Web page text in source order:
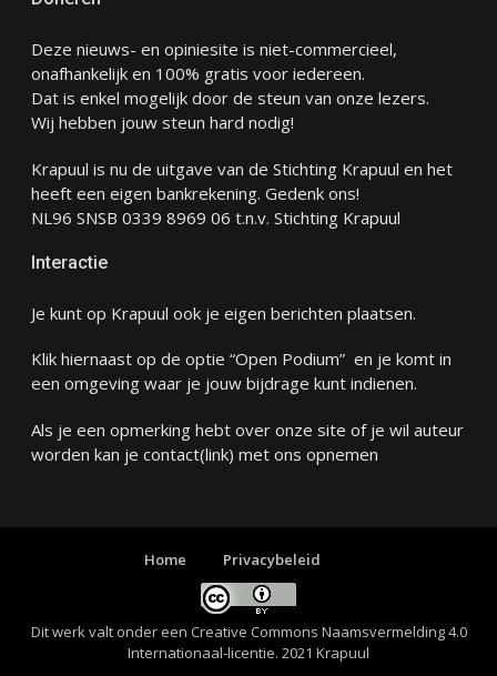
Deze nieuws- en opiniesite is niet-commercieel,
onafhankelijk en 100% gratis voor iedereen.
Dat is enkel mogelijk door de steun van onze lezers.
Wij hebben jouw steun hard nodig!
Krapuul is nu de uitgave van de Stichting Krapuul en het
heeft een eigen bankrekening. Gedenk ons!
NL96 SNSB 0339 8969 06 t.n.v. Stichting Krapuul
Interactie
Je kunt op Krapuul ook je eigen berichten plaatsen.
Klik hiernaast op de optie “Open Podium” en je komt in
een omgeving waar je jouw bijdrage kunt indienen.
Als je een opmerking hebt over onze site of je wil auteur
worden kan je contact(link) met ons opnemen
Home Privacybeleid
Dit werk valt onder een Creative Commons Naamsvermelding 4.0
Internationaal-licentie. 2021 Krapuul